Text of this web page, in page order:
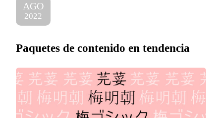
AGO
2022
Paquetes de contenido en tendencia